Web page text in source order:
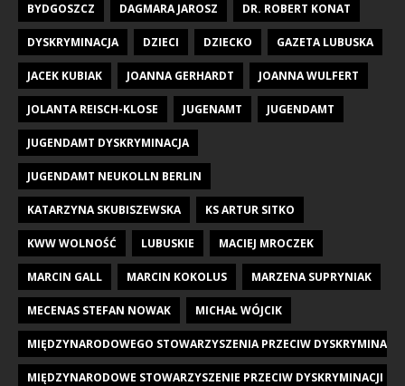
BYDGOSZCZ DAGMARA JAROSZ DR. ROBERT KONAT
DYSKRYMINACJA DZIECI DZIECKO GAZETA LUBUSKA
JACEK KUBIAK JOANNA GERHARDT JOANNA WULFERT
JOLANTA REISCH-KLOSE JUGENAMT JUGENDAMT
JUGENDAMT DYSKRYMINACJA
JUGENDAMT NEUKOLLN BERLIN
KATARZYNA SKUBISZEWSKA KS ARTUR SITKO
KWW WOLNOŚĆ LUBUSKIE MACIEJ MROCZEK
MARCIN GALL MARCIN KOKOLUS MARZENA SUPRYNIAK
MECENAS STEFAN NOWAK MICHAŁ WÓJCIK
MIĘDZYNARODOWEGO STOWARZYSZENIA PRZECIW
MIĘDZYNARODOWE STOWARZYSZENIE PRZECIW DYSKRYMINACJI